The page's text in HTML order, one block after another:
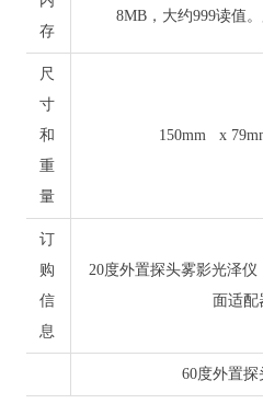
存
8MB，大约999读值
尺
寸
和
重
量
150mm x
订
购
信
息
20度外置探头雾影光泽仪
面适配
60度外置